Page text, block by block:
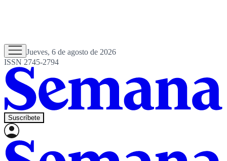
Jueves, 6 de agosto de 2026
ISSN 2745-2794
Suscríbete